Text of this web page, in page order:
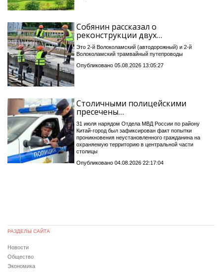
Собянин рассказал о
реконструкции двух…
Это 2-й Волоколамский (автодорожный) и 2-й
Волоколамский трамвайный путепроводы
Опубликовано 05.08.2026 13:05:27
Столичными полицейскими
пресечены…
31 июля нарядом Отдела МВД России по району
Китай-город был зафиксирован факт попытки
проникновения неустановленного гражданина на
охраняемую территорию в центральной части
столицы
Опубликовано 04.08.2026 22:17:04
РАЗДЕЛЫ САЙТА
Новости
Общество
Экономика